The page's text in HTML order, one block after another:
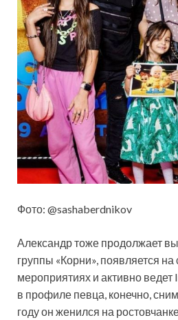
Фото: @sashaberdnikov
Александр тоже продолжает
группы «Корни», появляется на
мероприятиях и активно
в профиле певца, конечно,
году он женился на